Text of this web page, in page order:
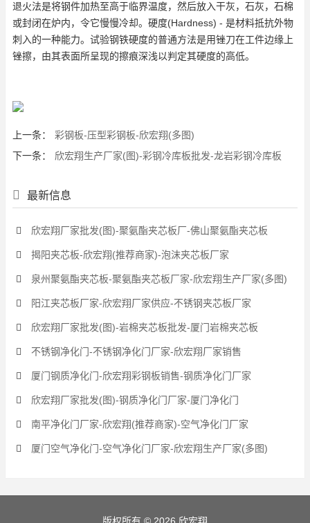
退火法是将钢件加热至高于临界温度，然后放入干灰，石灰，石棉
或封闭在炉内，令它慢慢冷却。硬度(Hardness) - 是材料抵抗外物
刺入的一种能力。试验钢铁硬度的普通方法是用锉刀在工件边缘上
锉擦，由其表面所呈现的擦痕深浅以判定其硬度的高低。
上一条：
彩钢板-压型彩钢板-欣宏翔(多图)
下一条：
欣宏翔生产厂家(图)-彩钢冷库板批发-龙岩彩钢冷库板
最新信息
欣宏翔厂家批发(图)-聚氨酯夹芯板厂-佛山聚氨酯夹芯板
揭阳夹芯板-欣宏翔(推荐商家)-泡沫夹芯板厂家
泉州聚氨酯夹芯板-聚氨酯夹芯板厂家-欣宏翔生产厂家(多图)
阳江夹芯板厂家-欣宏翔厂家供应-不锈钢夹芯板厂家
欣宏翔厂家批发(图)-岩棉夹芯板批发-厦门岩棉夹芯板
不锈钢净化门-不锈钢净化门厂家-欣宏翔厂家销售
厦门钢质净化门-欣宏翔彩钢板销售-钢质净化门厂家
欣宏翔厂家批发(图)-钢质净化门厂家-厦门净化门
南平净化门厂家-欣宏翔(推荐商家)-空气净化门厂家
厦门空气净化门-空气净化门厂家-欣宏翔生产厂家(多图)